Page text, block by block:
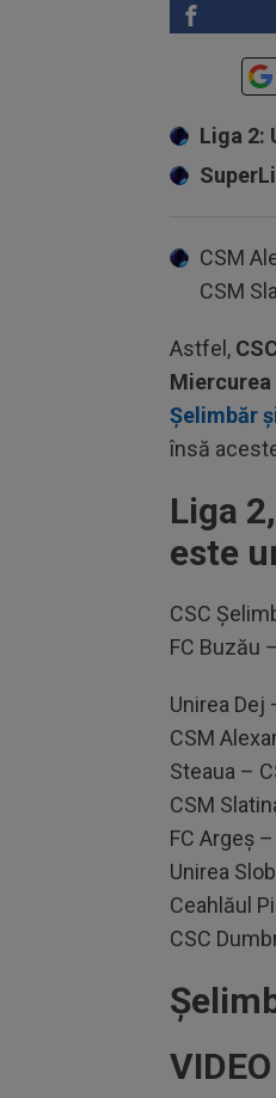
Liga 2:
CSM
CSM
Astfel,
Miercurea
Șelimbăr
însă
Liga
este
CSC
FC Buzău
Unirea Dej
CSM
Steaua –
CSM
FC Argeş
Unirea
Ceahlăul
CSC